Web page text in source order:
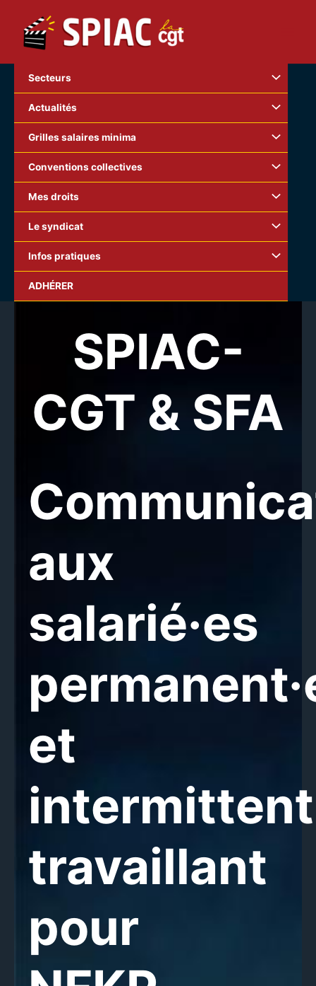
contenu
Secteurs
Actualités
Grilles salaires minima
Conventions collectives
Mes droits
Le syndicat
Infos pratiques
ADHÉRER
SPIAC-
CGT & SFA
aux
salarié·es
et
travaillant
pour